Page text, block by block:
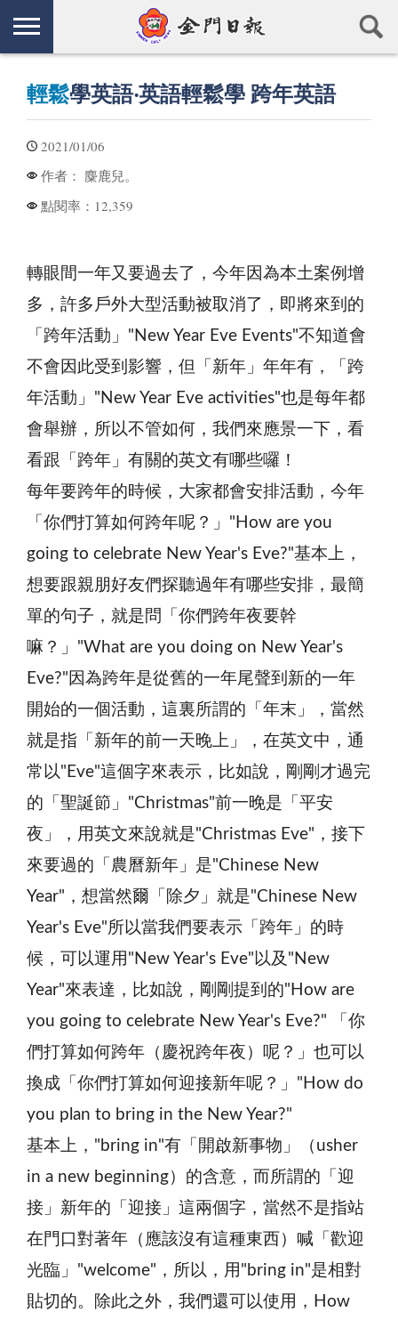
輕鬆學英語‧英語輕鬆學 跨年英語
2021/01/06
作者： 麋鹿兒。
點閱率： 12,359
轉眼間一年又要過去了，今年因為本土案例增
多，許多戶外大型活動被取消了，即將來到的
「跨年活動」"New Year Eve Events"不知道會
不會因此受到影響，但「新年」年年有，「跨
年活動」"New Year Eve activities"也是每年都
會舉辦，所以不管如何，我們來應景一下，看
看跟「跨年」有關的英文有哪些囉！
每年要跨年的時候，大家都會安排活動，今年
「你們打算如何跨年呢？」"How are you
going to celebrate New Year's Eve?"基本上，
想要跟親朋好友們探聽過年有哪些安排，最簡
單的句子，就是問「你們跨年夜要幹
嘛？」"What are you doing on New Year's
Eve?"因為跨年是從舊的一年尾聲到新的一年
開始的一個活動，這裏所謂的「年末」，當然
就是指「新年的前一天晚上」，在英文中，通
常以"Eve"這個字來表示，比如說，剛剛才過完
的「聖誕節」"Christmas"前一晚是「平安
夜」，用英文來說就是"Christmas Eve"，接下
來要過的「農曆新年」是"Chinese New
Year"，想當然爾「除夕」就是"Chinese New
Year's Eve"所以當我們要表示「跨年」的時
候，可以運用"New Year's Eve"以及"New
Year"來表達，比如說，剛剛提到的"How are
you going to celebrate New Year's Eve?" 「你
們打算如何跨年（慶祝跨年夜）呢？」也可以
換成「你們打算如何迎接新年呢？」"How do
you plan to bring in the New Year?"
基本上，"bring in"有「開啟新事物」（usher
in a new beginning）的含意，而所謂的「迎
接」新年的「迎接」這兩個字，當然不是指站
在門口對著年（應該沒有這種東西）喊「歡迎
光臨」"welcome"，所以，用"bring in"是相對
貼切的。除此之外，我們還可以使用，How